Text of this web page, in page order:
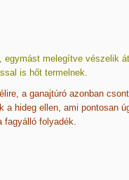
egymást melegítve vészelik
is hőt termelnek.
a ganajtúró azonban
a hideg ellen, ami pontosan
fagyálló folyadék.